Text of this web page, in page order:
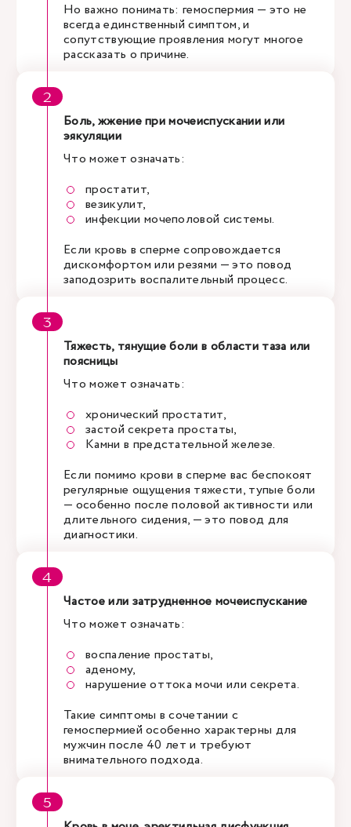
Но важно понимать: гемоспермия — это не
всегда единственный симптом, и
сопутствующие проявления могут многое
рассказать о причине.
Боль, жжение при мочеиспускании или
эякуляции
Что может означать:
простатит,
везикулит,
инфекции мочеполовой системы.
Если кровь в сперме сопровождается
дискомфортом или резями — это повод
заподозрить воспалительный процесс.
Тяжесть, тянущие боли в области таза или
поясницы
Что может означать:
хронический простатит,
застой секрета простаты,
Камни в предстательной железе.
Если помимо крови в сперме вас беспокоят
регулярные ощущения тяжести, тупые боли
— особенно после половой активности или
длительного сидения, — это повод для
диагностики.
Частое или затрудненное мочеиспускание
Что может означать:
воспаление простаты,
аденому,
нарушение оттока мочи или секрета.
Такие симптомы в сочетании с
гемоспермией особенно характерны для
мужчин после 40 лет и требуют
внимательного подхода.